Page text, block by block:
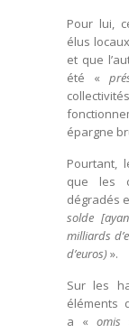
Pour lui,
élus
et que
été «
épargne
Pourtant,
que les
dégradés
solde
milliards
d’euros) ».
Sur les
éléments
a «omis